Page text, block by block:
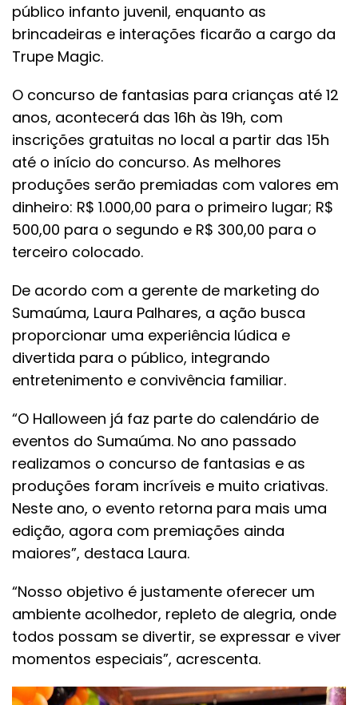
público infanto juvenil, enquanto as
brincadeiras e interações ficarão a cargo da
Trupe Magic.
O concurso de fantasias para crianças até 12
anos, acontecerá das 16h às 19h, com
inscrições gratuitas no local a partir das 15h
até o início do concurso. As melhores
produções serão premiadas com valores em
dinheiro: R$ 1.000,00 para o primeiro lugar; R$
500,00 para o segundo e R$ 300,00 para o
terceiro colocado.
De acordo com a gerente de marketing do
Sumaúma, Laura Palhares, a ação busca
proporcionar uma experiência lúdica e
divertida para o público, integrando
entretenimento e convivência familiar.
“O Halloween já faz parte do calendário de
eventos do Sumaúma. No ano passado
realizamos o concurso de fantasias e as
produções foram incríveis e muito criativas.
Neste ano, o evento retorna para mais uma
edição, agora com premiações ainda
maiores”, destaca Laura.
“Nosso objetivo é justamente oferecer um
ambiente acolhedor, repleto de alegria, onde
todos possam se divertir, se expressar e viver
momentos especiais”, acrescenta.